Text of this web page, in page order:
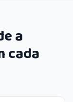
a
cada